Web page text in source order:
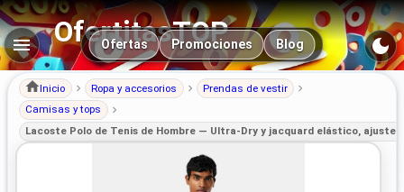
OfertitasTOP
Navegación principal
Ofertas Promociones Blog
Inicio Ropa y accesorios
Prendas de vestir
Camisas y tops
Lacoste Polo de Tenis de Hombre — Ultra-Dry y jacquard elástico, ajuste